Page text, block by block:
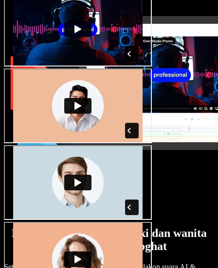
Banyak pilihan suara lelaki dan wanita
dengan pelbagai loghat